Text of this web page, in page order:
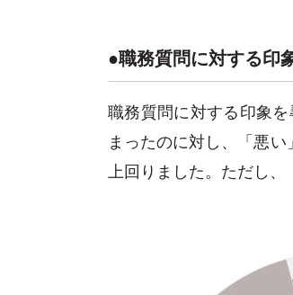
●職務質問に対する印
職務質問に対する印象
まったのに対し、「悪
上回りました。ただし